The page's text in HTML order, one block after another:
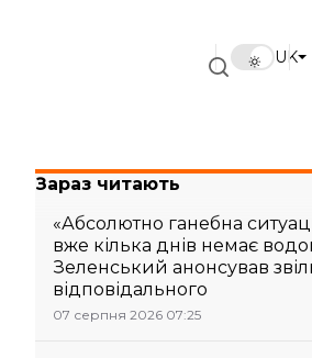
UK
Зараз читають
«Абсолютно ганебна
вже кілька днів немає
Зеленський анонсував
відповідального
07 серпня 2026 07:25